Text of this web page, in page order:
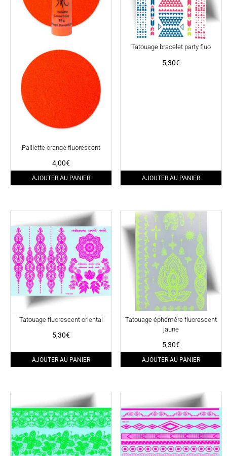
Paillette orange fluorescent
4,00€
AJOUTER AU PANIER
Tatouage bracelet party fluo
5,30€
AJOUTER AU PANIER
Tatouage fluorescent oriental
5,30€
AJOUTER AU PANIER
Tatouage éphémère fluorescent
jaune
5,30€
AJOUTER AU PANIER